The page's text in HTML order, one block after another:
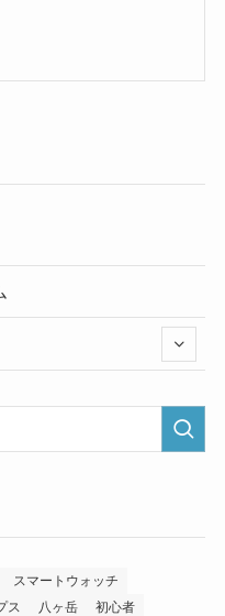
スマートウォッチ
ス 八ヶ岳
初心者